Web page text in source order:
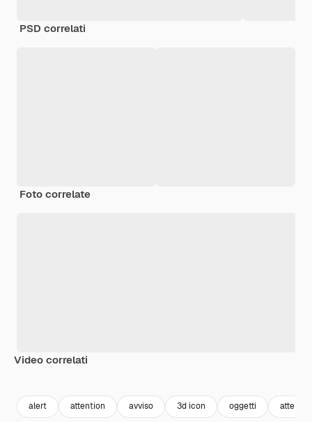
PSD correlati
Foto correlate
Video correlati
alert attention avviso 3d icon oggetti